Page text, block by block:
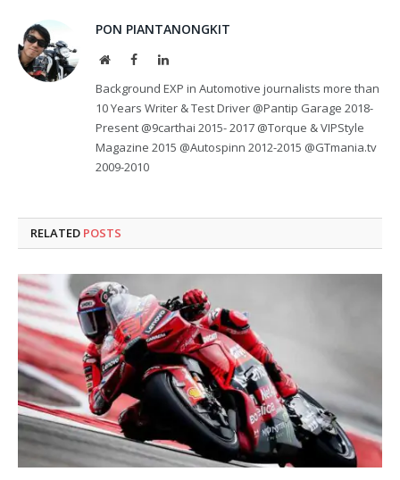
PON PIANTANONGKIT
WebsiteFacebookLinkedIn
Background EXP in Automotive journalists more than
10 Years Writer & Test Driver @Pantip Garage 2018-
Present @9carthai 2015- 2017 @Torque & VIPStyle
Magazine 2015 @Autospinn 2012-2015 @GTmania.tv
2009-2010
RELATED POSTS